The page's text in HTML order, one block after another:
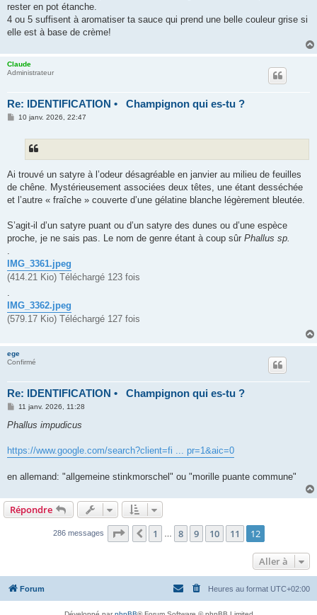
rester en pot étanche.
4 ou 5 suffisent à aromatiser ta sauce qui prend une belle couleur grise si
elle est à base de crème!
Claude
Administrateur
Re: IDENTIFICATION • Champignon qui es-tu ?
M
10 janv. 2026, 22:47
Ai trouvé un satyre à l’odeur désagréable en janvier au milieu de feuilles
de chêne. Mystérieusement associées deux têtes, une étant desséchée
et l’autre « fraîche » couverte d’une gélatine blanche légèrement bleutée.
S’agit-il d’un satyre puant ou d’un satyre des dunes ou d’une espèce
proche, je ne sais pas. Le nom de genre étant à coup sûr Phallus sp.
IMG_3361.jpeg
(414.21 Kio) Téléchargé 123 fois
IMG_3362.jpeg
(579.17 Kio) Téléchargé 127 fois
ege
Confirmé
Re: IDENTIFICATION • Champignon qui es-tu ?
M
s
g
e
11 janv. 2026, 11:28
Phallus impudicus
https://www.google.com/search?client=fi ... pr=1&aic=0
en allemand: "allgemeine stinkmorschel" ou "morille puante commune"
Répondre
286 messages Page 12 sur 12
Précédente
1 … 8 9 10 11 12
Aller à
Forum Heures au format UTC+02:00